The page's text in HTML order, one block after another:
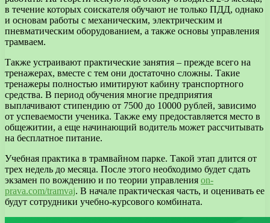
в течение которых соискателя обучают не только ПДД, однако
и основам работы с механическим, электрическим и
пневматическим оборудованием, а также основы управления
трамваем.
Также устраивают практические занятия – прежде всего на
тренажерах, вместе с тем они достаточно сложны. Такие
тренажеры полностью имитируют кабину транспортного
средства. В период обучения многие предприятия
выплачивают стипендию от 7500 до 10000 рублей, зависимо
от успеваемости ученика. Также ему предоставляется место в
общежитии, а еще начинающий водитель может рассчитывать
на бесплатное питание.
Учебная практика в трамвайном парке. Такой этап длится от
трех недель до месяца. После этого необходимо будет сдать
экзамен по вождению и по теории управления on-
prava.com/tramvaj. В начале практическая часть, и оценивать ее
будут сотрудники учебно-курсового комбината.